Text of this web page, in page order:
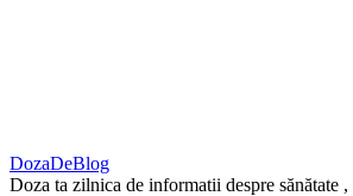
DozaDeBlog
Doza ta zilnica de informatii despre sănătate